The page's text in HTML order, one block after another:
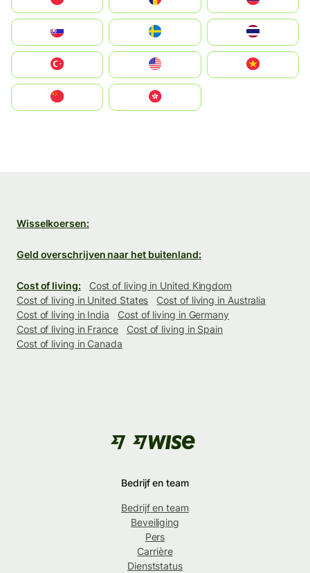
United States
中國香港特別行政區
Wisselkoersen:
Geld overschrijven naar het buitenland:
Cost of living:
Cost of living in United Kingdom
Cost of living in United States
Cost of living in Australia
Cost of living in India
Cost of living in Germany
Cost of living in France
Cost of living in Spain
Cost of living in Canada
Bedrijf en team
Bedrijf en team
Beveiliging
Pers
Carrière
Dienststatus